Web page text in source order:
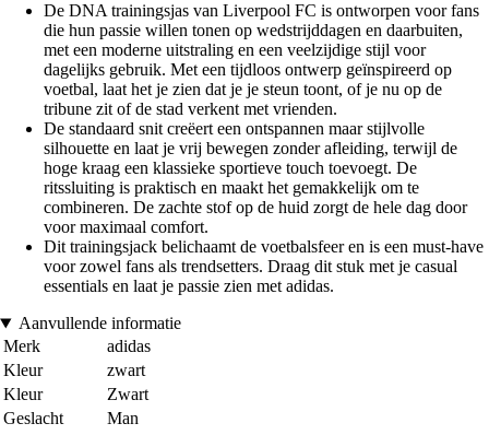
De DNA trainingsjas van Liverpool FC is ontworpen voor fans
die hun passie willen tonen op wedstrijddagen en daarbuiten,
met een moderne uitstraling en een veelzijdige stijl voor
dagelijks gebruik. Met een tijdloos ontwerp geïnspireerd op
voetbal, laat het je zien dat je je steun toont, of je nu op de
tribune zit of de stad verkent met vrienden.
De standaard snit creëert een ontspannen maar stijlvolle
silhouette en laat je vrij bewegen zonder afleiding, terwijl de
hoge kraag een klassieke sportieve touch toevoegt. De
ritssluiting is praktisch en maakt het gemakkelijk om te
combineren. De zachte stof op de huid zorgt de hele dag door
voor maximaal comfort.
Dit trainingsjack belichaamt de voetbalsfeer en is een must-have
voor zowel fans als trendsetters. Draag dit stuk met je casual
essentials en laat je passie zien met adidas.
Aanvullende informatie
Merk
adidas
Kleur
zwart
Kleur
Zwart
Geslacht
Man